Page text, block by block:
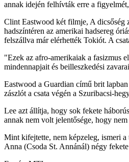
annak idején felhívták erre a
Clint Eastwood két filmje, A dicsőség
hadszíntéren az amerikai hadsereg
felszállva már elérhették Tokiót. A
"Ezek az afro-amerikaiak a fasizmus
mindennapjait és beilleszkedési
Eastwood a Guardian című brit
zászlót a csata végén a Szuribacsi-
Lee azt állítja, hogy sok fekete
annak nem volt jelentősége, hogy
Mint kifejtette, nem képzeleg, ismeri
Anna (Csoda St. Annánál) négy